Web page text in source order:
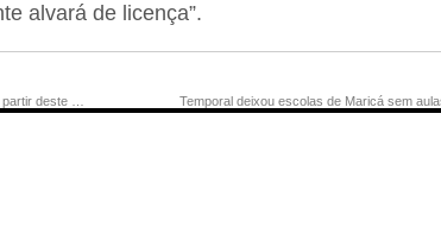
alvará de licença”.
Temporal deixou escolas de Maricá sem